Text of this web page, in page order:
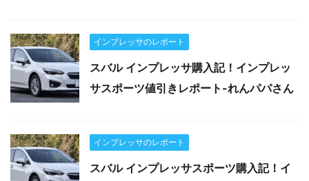
インプレッサのレポート
スバル インプレッサ購入記！インプレッ
サスポーツ値引きレポート-れんパパさん
インプレッサのレポート
スバル インプレッサスポーツ購入記！イ